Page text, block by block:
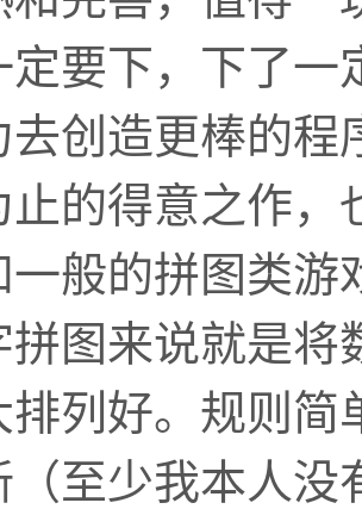
定要下，下了
去创造更棒的程
止的得意之作
一般的拼图类
拼图来说就是
排列好。规则
（至少我本人